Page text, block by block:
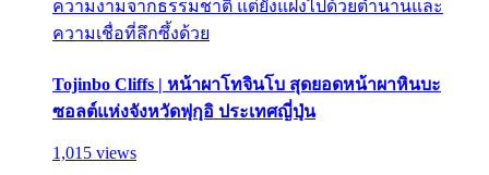
ความงามจากธรรมชาติ แต่ยังแฝงไปด้วยตำนานและ
ความเชื่อที่ลึกซึ้งด้วย
Tojinbo Cliffs | หน้าผาโทจินโบ สุดยอดหน้าผาหินบะ
ซอลต์แห่งจังหวัดฟุกุอิ ประเทศญี่ปุ่น
1,015 views